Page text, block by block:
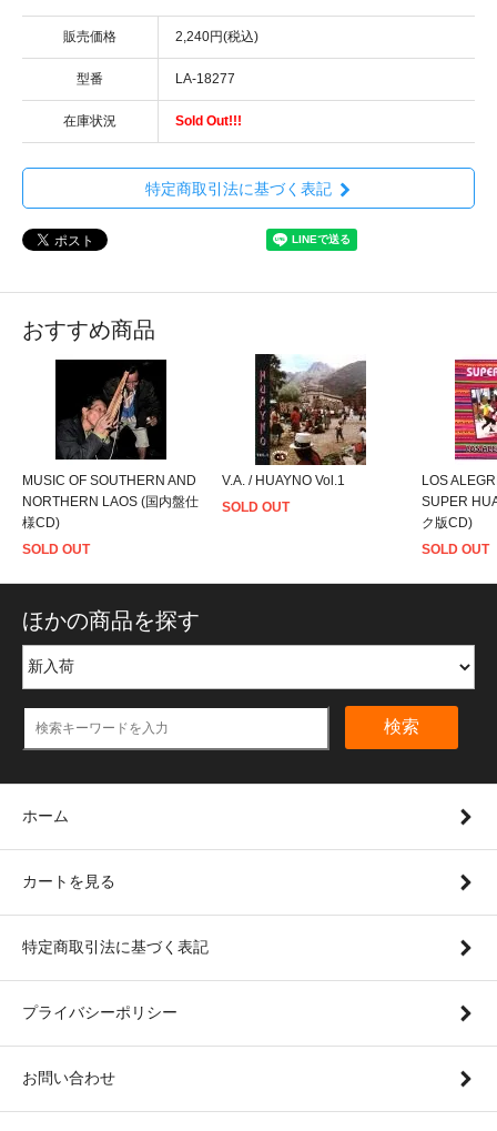
販売価格 2,240円(税込)
型番 LA-18277
在庫状況 Sold Out!!!
特定商取引法に基づく表記
おすすめ商品
MUSIC OF SOUTHERN AND
NORTHERN LAOS (国内盤仕
様CD)
SOLD OUT
V.A. / HUAYNO Vol.1
SOLD OUT
LOS
SUPER
ク版CD)
SOLD OUT
ほかの商品を探す
検索
ホーム
カートを見る
特定商取引法に基づく表記
プライバシーポリシー
お問い合わせ